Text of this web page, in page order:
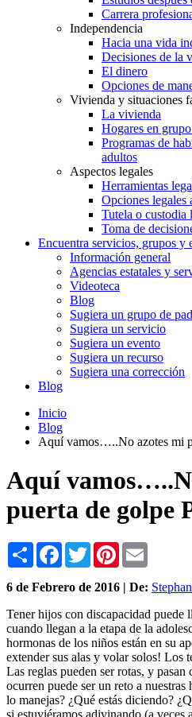
Carrera
Independencia
Hacia una vida
Decisiones de la
El dinero
Opciones de
Vivienda y situaciones
La vivienda
Hogares en
Programas de
adultos
Aspectos legales
Herramientas
Opciones legales
Tutela o custodia
Toma de
Encuentra servicios, grupos y
Información general
Agencias estatales y
Videoteca
Blog
Sugiera un grupo de
Sugiera un servicio
Sugiera un evento
Sugiera un recurso
Sugiera una corrección
Blog
Inicio
Blog
Aquí vamos…..No azotes mi
Aquí
puerta de golpe
Share Facebook
TwitterPinterest
6 de Febrero de 2016 | De:
Tener hijos con discapacidad puede
cuando llegan a la etapa de la
hormonas de los niños están en su
extender sus alas y volar solos! Los
Las reglas pueden ser rotas, y pasan
ocurren puede ser un reto a
lo manejas? ¿Qué estás diciendo?
si estuviéramos adivinando (a veces